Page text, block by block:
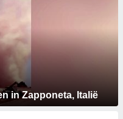
in Zapponeta, Italië